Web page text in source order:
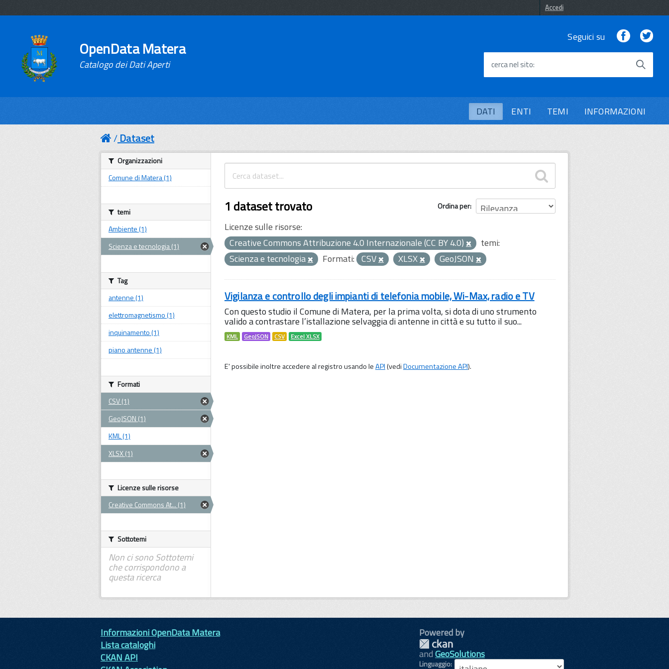
Accedi
OpenData Matera
Catalogo dei Dati Aperti
Seguici su Facebook
cerca nel sito
DATI ENTI TEMI INFORMAZIONI
Dataset
Ordina per
1 dataset trovato
Licenze sulle risorse:
Creative Commons Attribuzione 4.0 Internazionale (CC BY 4.0)
temi:
Scienza e tecnologia
Formati: CSV XLSX GeoJSON
Vigilanza e controllo degli impianti di telefonia mobile, Wi-Max, radio e TV
Con questo studio il Comune di Matera, per la prima volta, si dota di uno strumento
valido a contrastare l’istallazione selvaggia di antenne in città e su tutto il suo...
KML GeoJSON CSV Excel XLSX
E' possibile inoltre accedere al registro usando leAPI(vediDocumentazione API).
Organizzazioni
Comune di Matera (1)
temi
Ambiente (1)
Scienza e tecnologia (1)
Tag
antenne (1)
elettromagnetismo (1)
inquinamento (1)
piano antenne (1)
Formati
CSV (1)
GeoJSON (1)
KML (1)
XLSX (1)
Licenze sulle risorse
Creative Commons At... (1)
Sottotemi
Non ci sono Sottotemi
che corrispondono a
questa ricerca
Informazioni OpenData Matera
Lista cataloghi
CKAN API
Powered by
andGeoSolutions
Linguaggio